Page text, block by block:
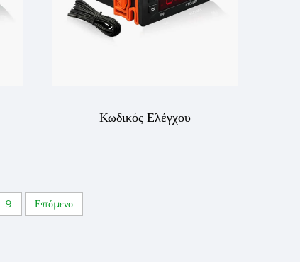
Εφαρμογές
Κωδικός Ελέγχου
9 Επόμενο